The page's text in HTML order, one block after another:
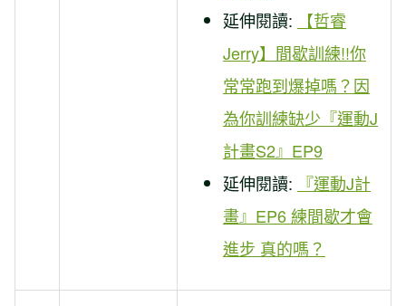
延伸閱讀:
【哲睿
Jerry】間歇訓練!!你
常常跑到爆掉嗎？因
為你訓練缺少『運動J
計畫S2』EP9
延伸閱讀:
『運動J計
畫』EP6 練間歇才會
進步 真的嗎？